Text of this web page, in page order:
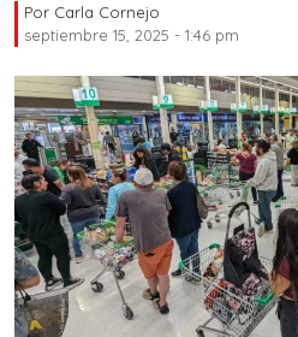
Por Carla Cornejo
septiembre 15, 2025 - 1:46 pm